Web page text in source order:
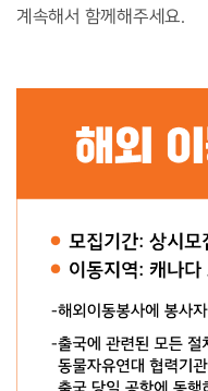
계속해서 함께해주세요.